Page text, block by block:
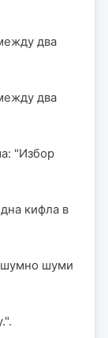
два
два
"Избор
кифла в
шуми